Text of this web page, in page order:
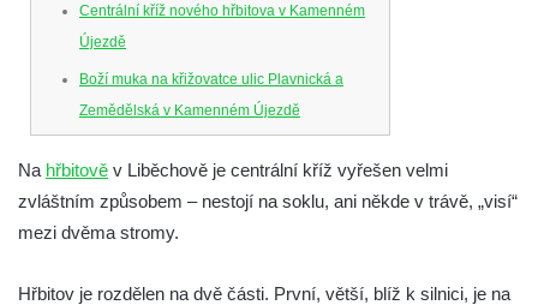
Centrální kříž nového hřbitova v Kamenném
Újezdě
Boží muka na křižovatce ulic Plavnická a
Zemědělská v Kamenném Újezdě
v Kamenném Újezdě
Kříž na křižovatce ulic 5. května a Dělnická
v Kamenném Újezdě
Kříž v Dělnické ulici v Kamenném Újezdě
Na hřbitově v Liběchově je centrální kříž vyřešen velmi
zvláštním způsobem – nestojí na soklu, ani někde v trávě, „visí“
mezi dvěma stromy.
Hřbitov je rozdělen na dvě části. První, větší, blíž k silnici, je na